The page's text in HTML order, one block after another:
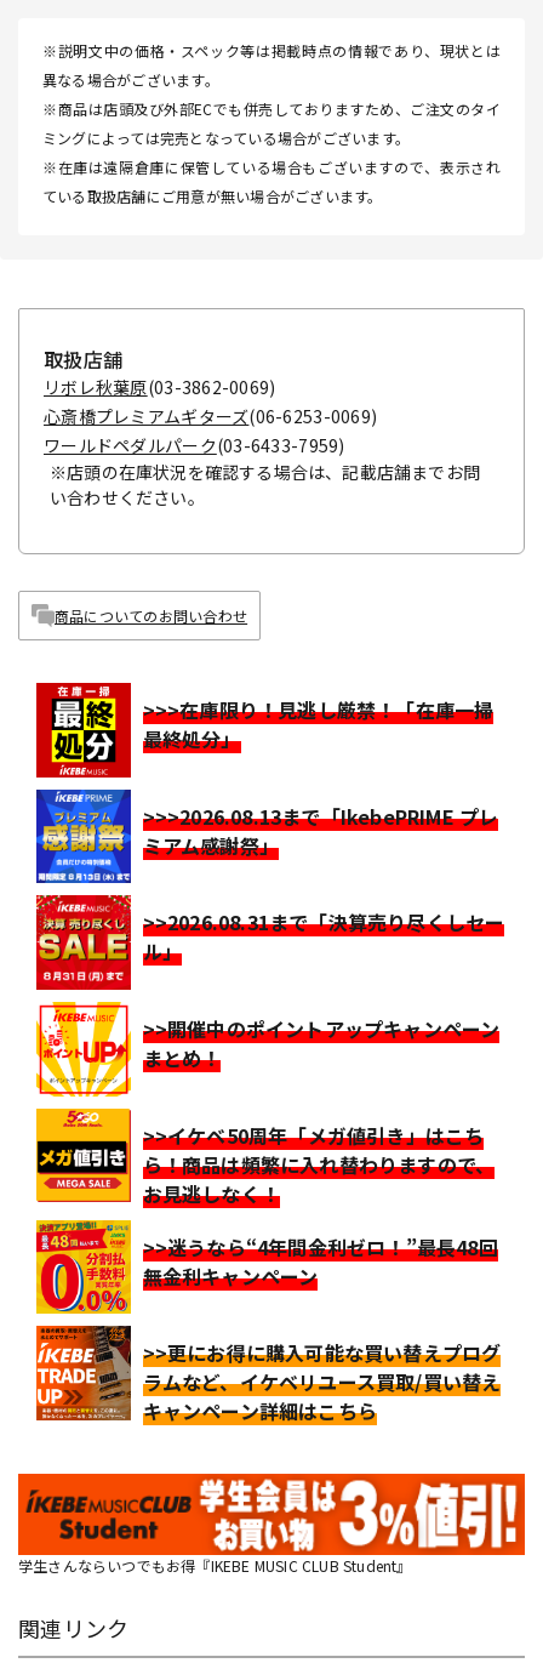
※説明文中の価格・スペック等は掲載時点の情報であり、現状とは
異なる場合がございます。
※商品は店頭及び外部ECでも併売しておりますため、ご注文のタイ
ミングによっては完売となっている場合がございます。
※在庫は遠隔倉庫に保管している場合もございますので、表示され
ている取扱店舗にご用意が無い場合がございます。
取扱店舗
リボレ秋葉原(03-3862-0069)
心斎橋プレミアムギターズ(06-6253-0069)
ワールドペダルパーク(03-6433-7959)
※店頭の在庫状況を確認する場合は、記載店舗までお問
い合わせください。
商品についてのお問い合わせ
>>>在庫限り！見逃し厳禁！「在庫一掃
最終処分」
>>>2026.08.13まで「IkebePRIME プレ
ミアム感謝祭」
>>2026.08.31まで「決算売り尽くしセー
ル」
>>開催中のポイントアップキャンペーン
まとめ！
>>イケベ50周年「メガ値引き」はこち
ら！商品は頻繁に入れ替わりますので、
お見逃しなく！
>>迷うなら“4年間金利ゼロ！”最長48回
無金利キャンペーン
>>更にお得に購入可能な買い替えプログ
ラムなど、イケベリユース買取/買い替え
キャンペーン詳細はこちら
学生さんならいつでもお得『IKEBE MUSIC CLUB Student』
関連リンク